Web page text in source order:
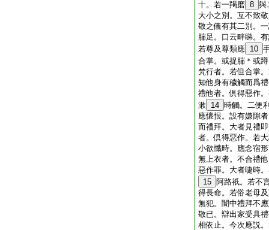
十。若一羯磨 8 與
大小之別。互不致
敬之儀有其二別。
腨足。口云畔睇。
若尊及尊類應 10
合掌。或捉腨＊或
梵行者。若但合掌
知他身有穢觸而爲
禮他者。倶得惡作
漱
14 時觸。二便
應懷恨。設有嫌隙
而禮拜。大者見禮
者。倶得惡作。若
小欲懺時。應念宿
無上衣者。不合禮
惡作罪。大者啑時
15 阿路祇。若不
得長命。若俗老母
無犯。闇中禮拜不
敬已。辯出家受具
相依止。今次應説